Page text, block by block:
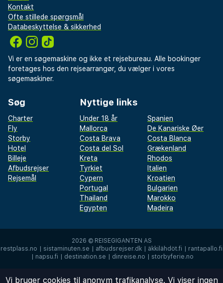
Kontakt
Ofte stillede spørgsmål
Databeskyttelse & sikkerhed
Vi er en søgemaskine og ikke et rejsebureau. Alle bookinger
foretages hos den rejsearrangør, du vælger i vores
søgemaskiner.
Søg
Charter
Fly
Storby
Hotel
Billeje
Afbudsrejser
Rejsemål
Nyttige links
Under 18 år
Spanien
Mallorca
De Kanariske Øer
Costa Brava
Costa Blanca
Costa del Sol
Grækenland
Kreta
Rhodos
Tyrkiet
Italien
Cypern
Kroatien
Portugal
Bulgarien
Thailand
Marokko
Egypten
Madeira
2026 © REISEGIGANTEN AS
restplass.no | sistaminuten.se | afbudsrejser.dk | äkkilähdöt.fi | rantapallo.fi
| napsu.fi | destination.se | dinreise.no | storbyferie.no
Vi bruger cookies til anonym trafikanalyse. Vi viser ingen